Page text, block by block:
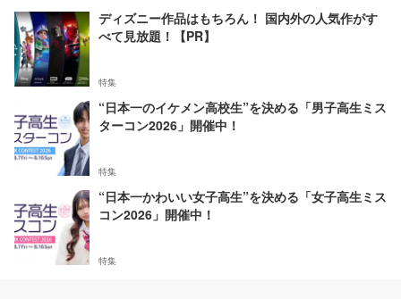
ディズニー作品はもちろん！ 国内外の人気作がす
べて見放題！【PR】
特集
“日本一のイケメン高校生”を決める「男子高生ミス
ターコン2026」開催中！
特集
“日本一かわいい女子高生”を決める「女子高生ミス
コン2026」開催中！
特集